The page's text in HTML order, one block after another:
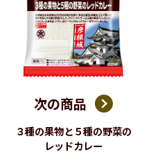
次の商品
３種の果物と５種の野菜の
レッドカレー